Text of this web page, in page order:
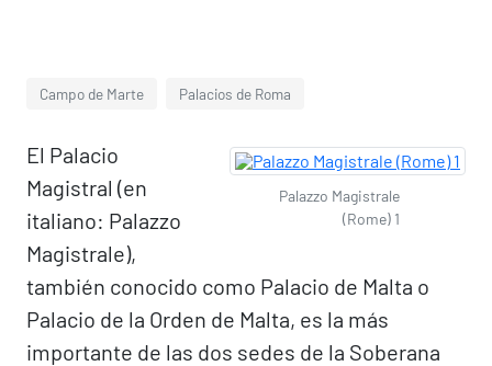
Campo de Marte Palacios de Roma
Palazzo Magistrale
(Rome) 1
El Palacio
Magistral (en
italiano: Palazzo
Magistrale),
también conocido como Palacio de Malta o
Palacio de la Orden de Malta, es la más
importante de las dos sedes de la Soberana